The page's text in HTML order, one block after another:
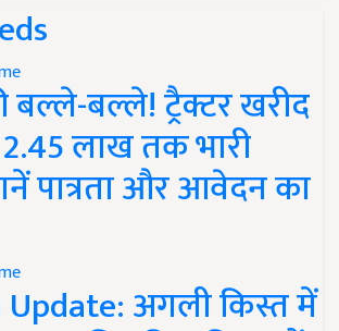
बल्ले-बल्ले! ट्रैक्टर खरीद
लाख तक भारी
पात्रता और आवेदन का
Update: अगली किस्त में